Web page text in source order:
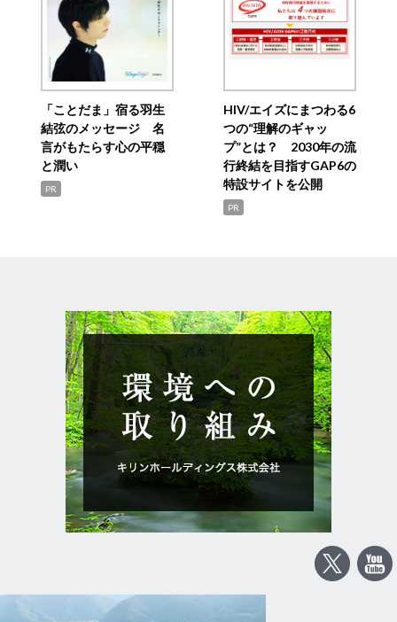
「ことだま」宿る羽生
結弦のメッセージ 名
言がもたらす心の平穏
と潤い
PR
HIV/エイズにまつわる6
つの“理解のギャッ
プ”とは？ 2030年の流
行終結を目指すGAP6の
特設サイトを公開
PR